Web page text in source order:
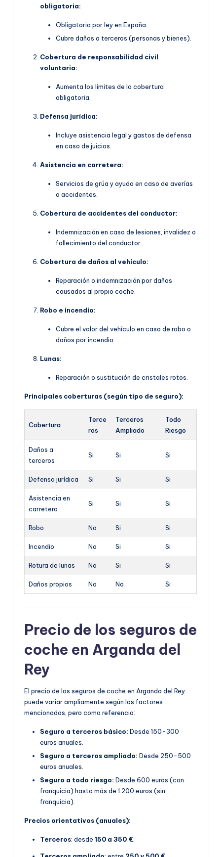
obligatoria:
Obligatoria por ley en España.
Cubre daños a terceros (personas y bienes).
Cobertura de responsabilidad civil
voluntaria:
Aumenta los límites de la cobertura
obligatoria.
Defensa jurídica:
Incluye asistencia legal y gastos de defensa
en caso de juicios.
Asistencia en carretera:
Servicios de grúa y ayuda en caso de averías
o accidentes.
Cobertura de accidentes del conductor:
Indemnización en caso de lesiones, invalidez o
fallecimiento del conductor.
Cobertura de daños al vehículo:
Reparación o indemnización por daños
causados al propio coche.
Robo e incendio:
Cubre el valor del vehículo en caso de robo o
daños por incendio.
Lunas:
Reparación o sustitución de cristales rotos.
Principales coberturas (según tipo de seguro):
Cobertura
Terce
ros
Terceros
Ampliado
Todo
Riesgo
Daños a
terceros
Si Si Si
Defensa jurídica Si Si Si
Asistencia en
carretera
Si Si Si
Robo No Si Si
Incendio No Si Si
Rotura de lunas No Si Si
Daños propios No No Si
Precio de los seguros de
coche en Arganda del
Rey
El precio de los seguros de coche en Arganda del Rey
puede variar ampliamente según los factores
mencionados, pero como referencia:
Seguro a terceros básico: Desde 150-300
euros anuales.
Seguro a terceros ampliado: Desde 250-500
euros anuales.
Seguro a todo riesgo: Desde 600 euros (con
franquicia) hasta más de 1.200 euros (sin
franquicia).
Precios orientativos (anuales):
Terceros: desde 150 a 350 €